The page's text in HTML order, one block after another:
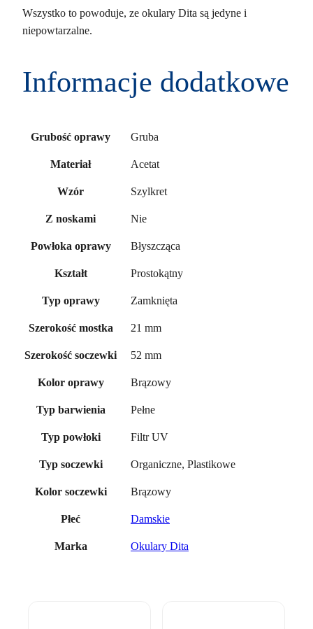
Wszystko to powoduje, ze okulary Dita są jedyne i
niepowtarzalne.
Informacje dodatkowe
Grubość oprawy Gruba
Materiał Acetat
Wzór Szylkret
Z noskami Nie
Powłoka oprawy Błyszcząca
Kształt Prostokątny
Typ oprawy Zamknięta
Szerokość mostka 21 mm
Szerokość soczewki 52 mm
Kolor oprawy Brązowy
Typ barwienia Pełne
Typ powłoki Filtr UV
Typ soczewki Organiczne, Plastikowe
Kolor soczewki Brązowy
Płeć Damskie
Marka Okulary Dita